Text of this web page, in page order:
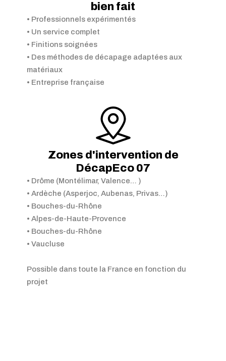
bien fait
• Professionnels expérimentés
• Un service complet
• Finitions soignées
• Des méthodes de décapage adaptées aux
matériaux
• Entreprise française
Zones d'intervention de
DécapEco 07
• Drôme (Montélimar, Valence… )
• Ardèche (Asperjoc, Aubenas, Privas…)
• Bouches-du-Rhône
• Alpes-de-Haute-Provence
• Bouches-du-Rhône
• Vaucluse
Possible dans toute la France en fonction du
projet